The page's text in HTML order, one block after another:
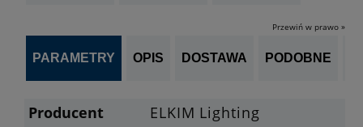
Przewiń w prawo »
PARAMETRY OPIS DOSTAWA PODOBNE
Producent
ELKIM Lighting